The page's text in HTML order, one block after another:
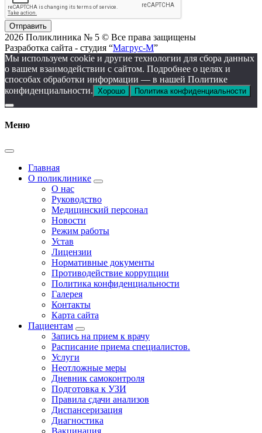
Отправить
2026 Поликлиника № 5 © Все права защищены
Разработка сайта - студия “Магрус-М”
Мы используем cookie и другие технологии для сбора данных
о вашем взаимодействии с сайтом. Подробнее о целях и
способах обработки информации — в нашей Политике
конфиденциальности. Хорошо Политика конфиденциальности
Меню
Главная
О поликлинике
О нас
Руководство
Медицинский персонал
Новости
Режим работы
Устав
Лицензии
Нормативные документы
Противодействие коррупции
Политика конфиденциальности
Галерея
Контакты
Карта сайта
Пациентам
Запись на прием к врачу
Расписание приема специалистов.
Услуги
Неотложные меры
Дневник самоконтроля
Подготовка к УЗИ
Правила сдачи анализов
Диспансеризация
Диагностика